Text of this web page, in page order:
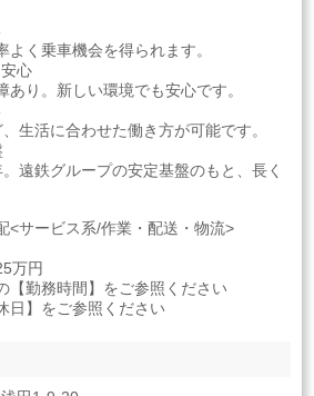
く乗車機会を得られます。
心
あり。新しい環境でも安心です。
生活に合わせた働き方が可能です。
遠鉄グループの安定基盤のもと、長く
<サービス系/作業・配送・物流>
万円
【勤務時間】をご参照ください
日】をご参照ください